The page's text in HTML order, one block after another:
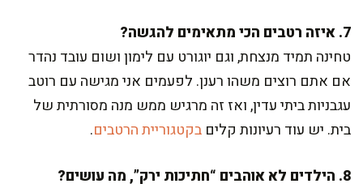
7. איזה רטבים הכי מתאימים להגשה?
טחינה תמיד מנצחת, וגם יוגורט עם לימון ושום עובד נהדר
אם אתם רוצים משהו רענן. לפעמים אני מגישה עם רוטב
עגבניות ביתי עדין, ואז זה מרגיש ממש מנה מסורתית של
בית. יש עוד רעיונות קלים בקטגוריית הרטבים.
8. הילדים לא אוהבים “חתיכות ירק”, מה עושים?